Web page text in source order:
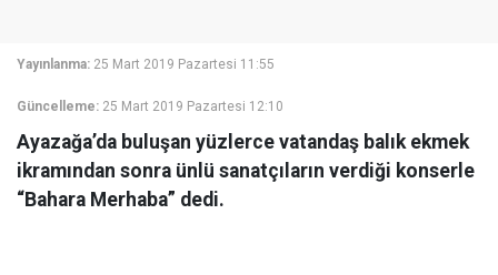
Yayınlanma: 25 Mart 2019 Pazartesi 11:55
Güncelleme: 25 Mart 2019 Pazartesi 12:10
Ayazağa’da buluşan yüzlerce vatandaş balık ekmek
ikramından sonra ünlü sanatçıların verdiği konserle
“Bahara Merhaba” dedi.